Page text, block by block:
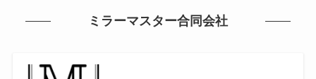
ミラーマスター合同会社